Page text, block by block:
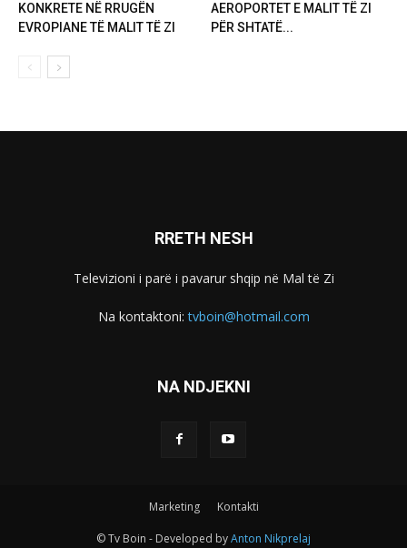
KONKRETE NË RRUGËN
EVROPIANE TË MALIT TË ZI
AEROPORTET E MALIT TË ZI
PËR SHTATË...
RRETH NESH
Televizioni i parë i pavarur shqip në Mal të Zi
Na kontaktoni:tvboin@hotmail.com
NA NDJEKNI
Marketing Kontakti
© Tv Boin - Developed byAnton Nikprelaj